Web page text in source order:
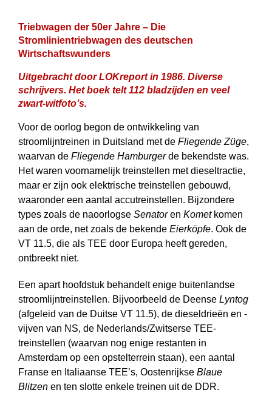
Triebwagen der 50er Jahre – Die
Stromlinientriebwagen des deutschen
Wirtschaftswunders
Uitgebracht door LOKreport in 1986. Diverse
schrijvers. Het boek telt 112 bladzijden en veel
zwart-witfoto’s.
Voor de oorlog begon de ontwikkeling van
stroomlijntreinen in Duitsland met de Fliegende Züge,
waarvan de Fliegende Hamburgerde bekendste was.
Het waren voornamelijk treinstellen met dieseltractie,
maar er zijn ook elektrische treinstellen gebouwd,
waaronder een aantal accutreinstellen. Bijzondere
types zoals de naoorlogse Senatoren Kometkomen
aan de orde, net zoals de bekende Eierköpfe. Ook de
VT 11.5, die als TEE door Europa heeft gereden,
ontbreekt niet.
Een apart hoofdstuk behandelt enige buitenlandse
stroomlijntreinstellen. Bijvoorbeeld de Deense Lyntog
(afgeleid van de Duitse VT 11.5), de dieseldrieën en -
vijven van NS, de Nederlands/Zwitserse TEE-
treinstellen (waarvan nog enige restanten in
Amsterdam op een opstelterrein staan), een aantal
Franse en Italiaanse TEE’s, Oostenrijkse Blaue
Blitzen en ten slotte enkele treinen uit de DDR.